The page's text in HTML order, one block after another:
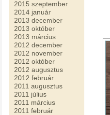
2015 szeptember
2014 január
2013 december
2013 október
2013 március
2012 december
2012 november
2012 október
2012 augusztus
2012 február
2011 augusztus
2011 július
2011 március
2011 február